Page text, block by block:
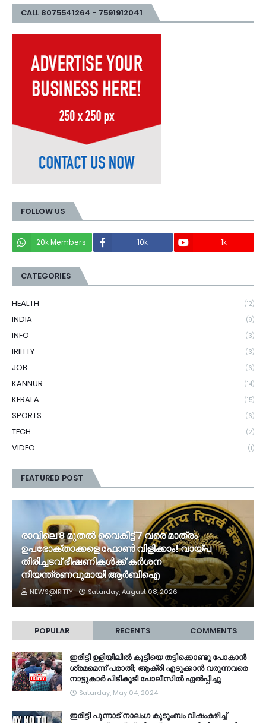
CALL 8075541264 - 7591912041
FOLLOW US
20k Members 10k 1k
CATEGORIES
HEALTH (12)
INDIA (9)
INFO (3)
IRIITTY (3)
JOB (6)
KANNUR (14)
KERALA (15)
SPORTS (6)
TECH (2)
VIDEO (1)
FEATURED POST
രാവിലെ 8 മുതൽ വൈകീട്ട് 7 വരെ മാത്രം
ഉപഭോക്താക്കളെ ഫോൺ വിളിക്കാം! വായ്പ
തിരിച്ചടവ് ഭീഷണികൾക്ക് കർശന
നിയന്ത്രണവുമായി ആർബിഐ
NEWS@IRITTY Saturday, August 08, 2026
POPULAR RECENTS COMMENTS
ഇരിട്ടി ഉളിയിലിൽ കുട്ടിയെ തട്ടിക്കൊണ്ടു പോകാൻ
ശ്രമമെന്ന് പരാതി; ആക്രി എടുക്കാൻ വരുന്നവരെ
നാട്ടുകാർ പിടികൂടി പോലീസിൽ ഏൽപ്പിച്ചു
Saturday, May 04, 2024
ഇരിട്ടി പുന്നാട് നാലംഗ കുടുംബം വിഷംകഴിച്ച്‌